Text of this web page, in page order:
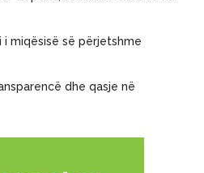
i miqësisë së përjetshme
dhe qasje në